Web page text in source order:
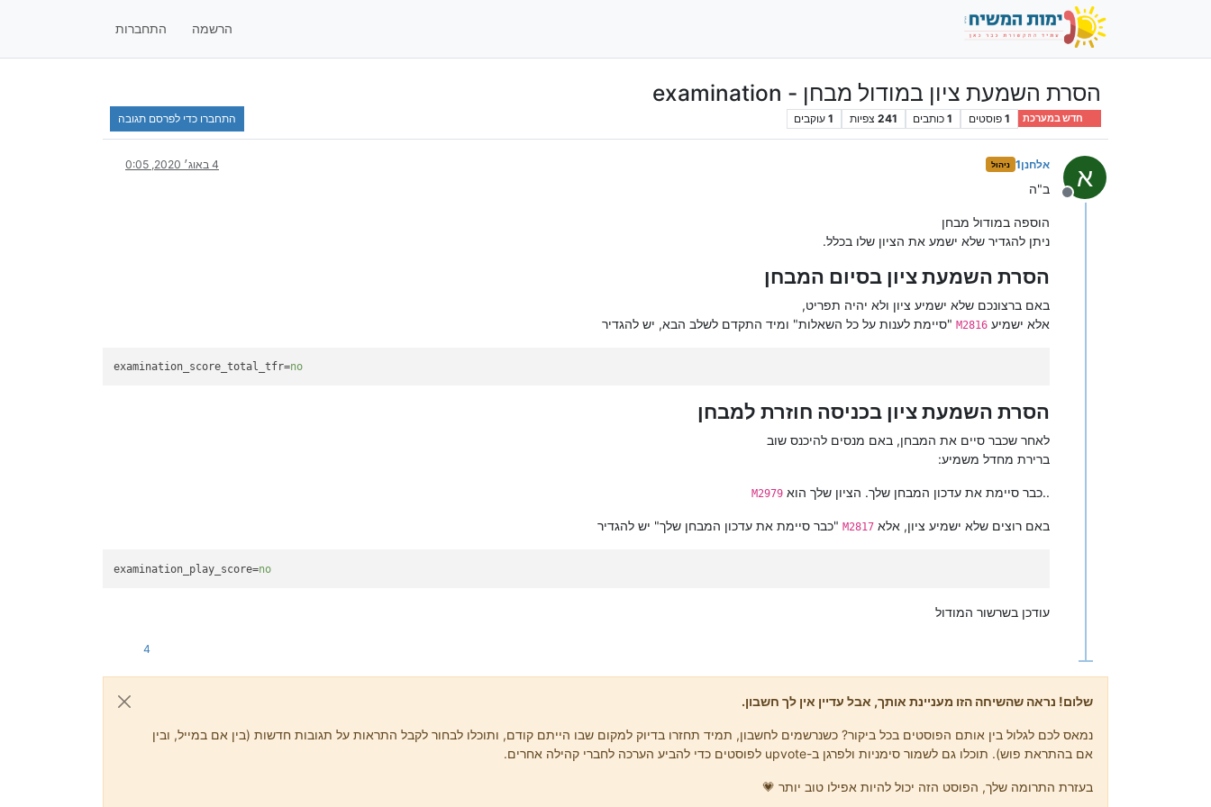
הרשמה התחברות
הסרת השמעת ציון במודול מבחן - examination
חדש במערכת 1 פוסטים 1 כותבים 241 צפיות 1 עוקבים התחברו כדי לפרסם תגובה
א
מנותק
אלחנן1 ניהול 4 באוג׳ 2020, 0:05
ב"ה
הוספה במודול מבחן
ניתן להגדיר שלא ישמע את הציון שלו בכלל.
הסרת השמעת ציון בסיום המבחן
באם ברצונכם שלא ישמיע ציון ולא יהיה תפריט,
אלא ישמיע M2816 "סיימת לענות על כל השאלות" ומיד התקדם לשלב הבא, יש להגדיר
examination_score_total_tfr=no
הסרת השמעת ציון בכניסה חוזרת למבחן
לאחר שכבר סיים את המבחן, באם מנסים להיכנס שוב
ברירת מחדל משמיע:
M2979 כבר סיימת את עדכון המבחן שלך. הציון שלך הוא..
באם רוצים שלא ישמיע ציון, אלא M2817 "כבר סיימת את עדכון המבחן שלך" יש להגדיר
examination_play_score=no
עודכן בשרשור המודול
4
שלום! נראה שהשיחה הזו מעניינת אותך, אבל עדיין אין לך חשבון.
נמאס לכם לגלול בין אותם הפוסטים בכל ביקור? כשנרשמים לחשבון, תמיד תחזרו בדיוק למקום שבו הייתם קודם, ותוכלו לבחור לקבל התראות על תגובות חדשות (בין אם במייל, ובין
אם בהתראת פוש). תוכלו גם לשמור סימניות ולפרגן ב-upvote לפוסטים כדי להביע הערכה לחברי קהילה אחרים.
בעזרת התרומה שלך, הפוסט הזה יכול להיות אפילו טוב יותר 💗